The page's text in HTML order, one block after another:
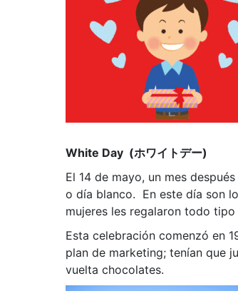
White Day (ホワイトデー)
El 14 de mayo, un mes
o día blanco. En este día son
mujeres les regalaron todo
Esta celebración comenzó en
plan de marketing; tenían que
vuelta chocolates.